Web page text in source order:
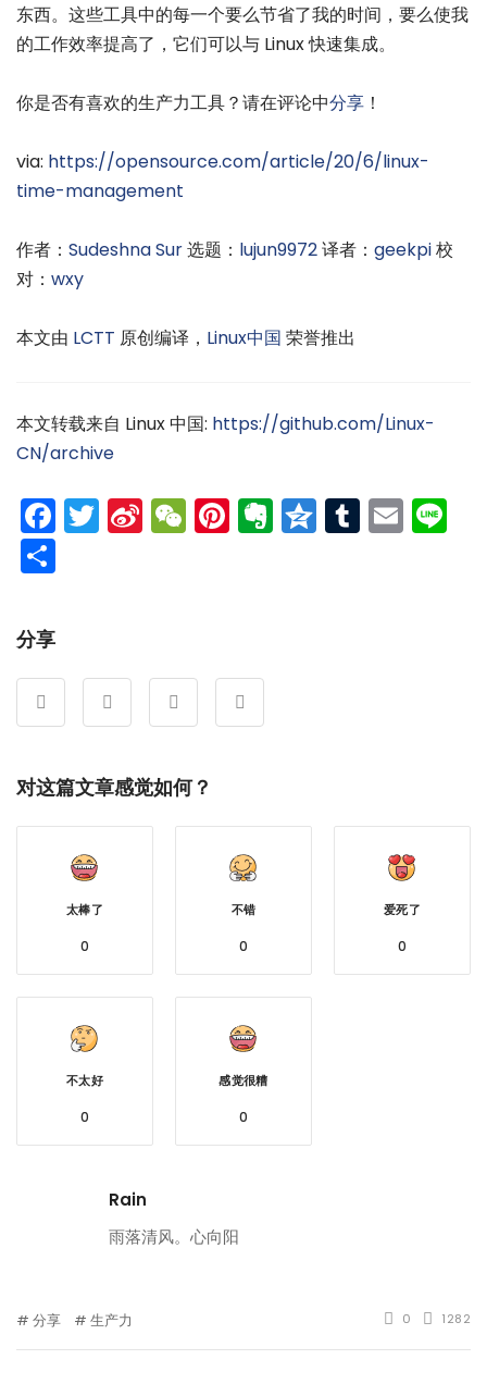
东西。这些工具中的每一个要么节省了我的时间，要么使我
的工作效率提高了，它们可以与 Linux 快速集成。
你是否有喜欢的生产力工具？请在评论中分享 ！
via: https://opensource.com/article/20/6/linux-
time-management
作者： Sudeshna Sur选题： lujun9972译者： geekpi校
对： wxy
本文由 LCTT 原创编译， Linux中国 荣誉推出
本文转载来自 Linux 中国: https://github.com/Linux-
CN/archive
Facebook
Twitter
Sina
Weibo
WeChat
Pinterest
Evernote
Qzone
Tumblr
分享
对这篇文章感觉如何？
太棒了
0
不错
0
爱死了
0
不太好
0
感觉很糟
0
Rain
雨落清风。心向阳
分享 生产力 0 1282